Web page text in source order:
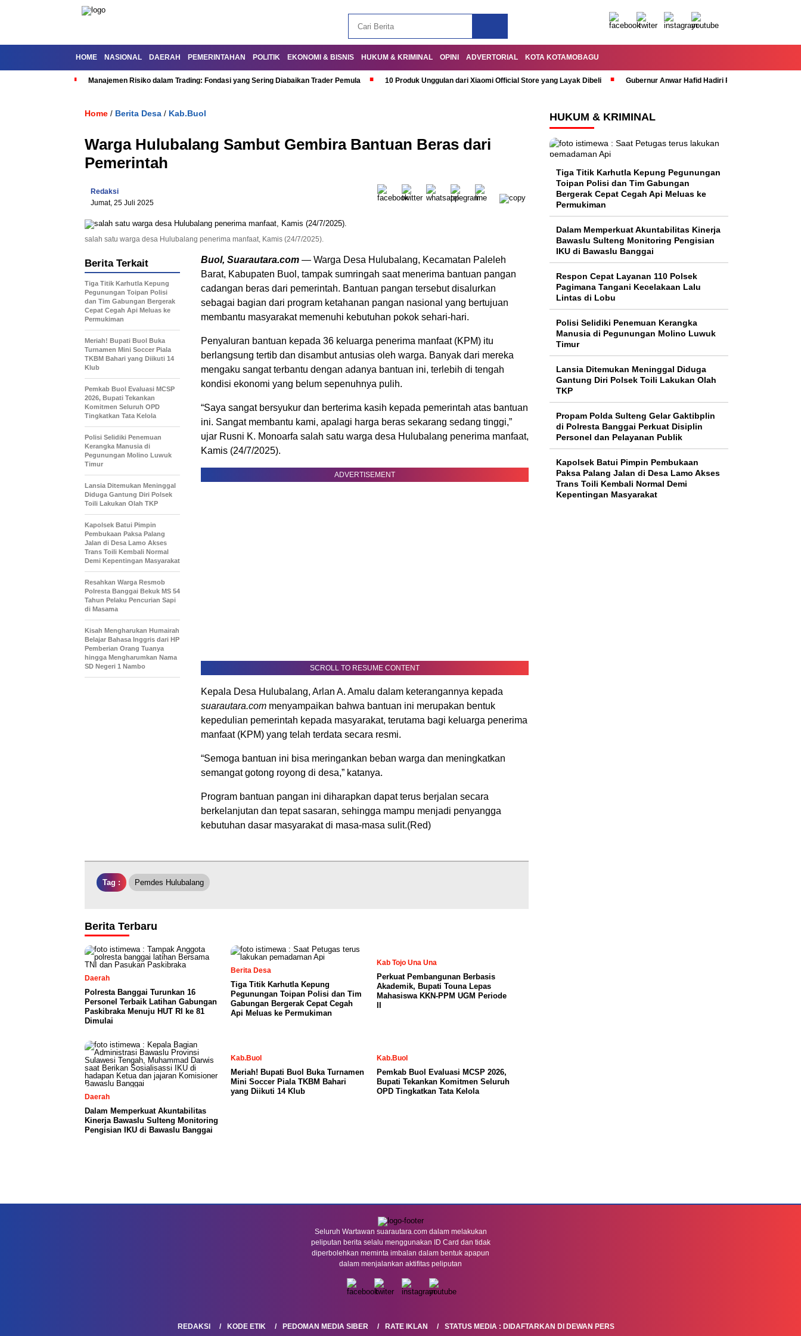
HOME NASIONAL DAERAH PEMERINTAHAN POLITIK EKONOMI & BISNIS HUKUM & KRIMINAL OPINI ADVERTORIAL KOTA KOTAMOBAGU
Manajemen Risiko dalam Trading: Fondasi yang Sering Diabaikan Trader Pemula 10 Produk Unggulan dari Xiaomi Official Store yang Layak Dibeli Gubernur Anwar Hafid Hadiri Rapat Paripurna
Home / Berita Desa / Kab.Buol
Warga Hulubalang Sambut Gembira Bantuan Beras dari
Pemerintah
Redaksi
Jumat, 25 Juli 2025
salah satu warga desa Hulubalang penerima manfaat, Kamis (24/7/2025).
Buol, Suarautara.com — Warga Desa Hulubalang, Kecamatan Paleleh
Barat, Kabupaten Buol, tampak sumringah saat menerima bantuan pangan
cadangan beras dari pemerintah. Bantuan pangan tersebut disalurkan
sebagai bagian dari program ketahanan pangan nasional yang bertujuan
membantu masyarakat memenuhi kebutuhan pokok sehari-hari.
Penyaluran bantuan kepada 36 keluarga penerima manfaat (KPM) itu
berlangsung tertib dan disambut antusias oleh warga. Banyak dari mereka
mengaku sangat terbantu dengan adanya bantuan ini, terlebih di tengah
kondisi ekonomi yang belum sepenuhnya pulih.
“Saya sangat bersyukur dan berterima kasih kepada pemerintah atas bantuan
ini. Sangat membantu kami, apalagi harga beras sekarang sedang tinggi,”
ujar Rusni K. Monoarfa salah satu warga desa Hulubalang penerima manfaat,
Kamis (24/7/2025).
ADVERTISEMENT
SCROLL TO RESUME CONTENT
Kepala Desa Hulubalang, Arlan A. Amalu dalam keterangannya kepada
suarautara.com menyampaikan bahwa bantuan ini merupakan bentuk
kepedulian pemerintah kepada masyarakat, terutama bagi keluarga penerima
manfaat (KPM) yang telah terdata secara resmi.
“Semoga bantuan ini bisa meringankan beban warga dan meningkatkan
semangat gotong royong di desa,” katanya.
Program bantuan pangan ini diharapkan dapat terus berjalan secara
berkelanjutan dan tepat sasaran, sehingga mampu menjadi penyangga
kebutuhan dasar masyarakat di masa-masa sulit.(Red)
Berita Terkait
Tiga Titik Karhutla Kepung
Pegunungan Toipan Polisi
dan Tim Gabungan Bergerak
Cepat Cegah Api Meluas ke
Permukiman
Meriah! Bupati Buol Buka
Turnamen Mini Soccer Piala
TKBM Bahari yang Diikuti 14
Klub
Pemkab Buol Evaluasi MCSP
2026, Bupati Tekankan
Komitmen Seluruh OPD
Tingkatkan Tata Kelola
Polisi Selidiki Penemuan
Kerangka Manusia di
Pegunungan Molino Luwuk
Timur
Lansia Ditemukan Meninggal
Diduga Gantung Diri Polsek
Toili Lakukan Olah TKP
Kapolsek Batui Pimpin
Pembukaan Paksa Palang
Jalan di Desa Lamo Akses
Trans Toili Kembali Normal
Demi Kepentingan Masyarakat
Resahkan Warga Resmob
Polresta Banggai Bekuk MS 54
Tahun Pelaku Pencurian Sapi
di Masama
Kisah Mengharukan Humairah
Belajar Bahasa Inggris dari HP
Pemberian Orang Tuanya
hingga Mengharumkan Nama
SD Negeri 1 Nambo
Tag : Pemdes Hulubalang
Berita Terbaru
Daerah
Polresta Banggai Turunkan 16
Personel Terbaik Latihan Gabungan
Paskibraka Menuju HUT RI ke 81
Dimulai
Berita Desa
Tiga Titik Karhutla Kepung
Pegunungan Toipan Polisi dan Tim
Gabungan Bergerak Cepat Cegah
Api Meluas ke Permukiman
Kab Tojo Una Una
Perkuat Pembangunan Berbasis
Akademik, Bupati Touna Lepas
Mahasiswa KKN-PPM UGM Periode
Daerah
Dalam Memperkuat Akuntabilitas
Kinerja Bawaslu Sulteng Monitoring
Pengisian IKU di Bawaslu Banggai
Kab.Buol
Meriah! Bupati Buol Buka Turnamen
Mini Soccer Piala TKBM Bahari
yang Diikuti 14 Klub
Kab.Buol
Pemkab Buol Evaluasi MCSP 2026,
Bupati Tekankan Komitmen Seluruh
OPD Tingkatkan Tata Kelola
HUKUM & KRIMINAL
Tiga Titik Karhutla Kepung Pegunungan
Toipan Polisi dan Tim Gabungan
Bergerak Cepat Cegah Api Meluas ke
Permukiman
Dalam Memperkuat Akuntabilitas Kinerja
Bawaslu Sulteng Monitoring Pengisian
IKU di Bawaslu Banggai
Respon Cepat Layanan 110 Polsek
Pagimana Tangani Kecelakaan Lalu
Lintas di Lobu
Polisi Selidiki Penemuan Kerangka
Manusia di Pegunungan Molino Luwuk
Timur
Lansia Ditemukan Meninggal Diduga
Gantung Diri Polsek Toili Lakukan Olah
TKP
Propam Polda Sulteng Gelar Gaktibplin
di Polresta Banggai Perkuat Disiplin
Personel dan Pelayanan Publik
Kapolsek Batui Pimpin Pembukaan
Paksa Palang Jalan di Desa Lamo Akses
Trans Toili Kembali Normal Demi
Kepentingan Masyarakat
Seluruh Wartawan suarautara.com dalam melakukan
peliputan berita selalu menggunakan ID Card dan tidak
diperbolehkan meminta imbalan dalam bentuk apapun
dalam menjalankan aktifitas peliputan
REDAKSI KODE ETIK PEDOMAN MEDIA SIBER RATE IKLAN STATUS MEDIA : DIDAFTARKAN DI DEWAN PERS